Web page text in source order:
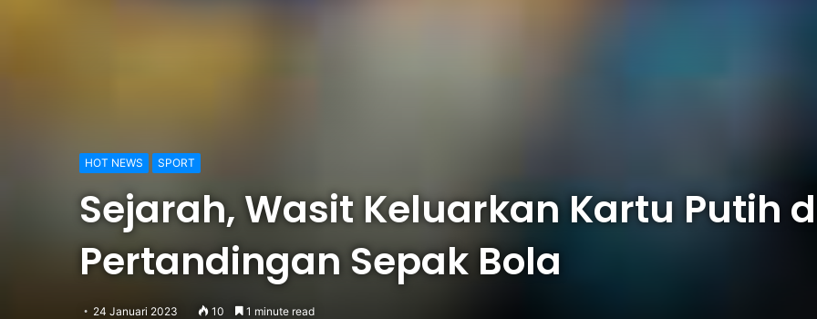
HOT NEWS SPORT
Sejarah, Wasit Keluarkan Kartu Putih
Pertandingan Sepak Bola
24 Januari 2023 10 1 minute read